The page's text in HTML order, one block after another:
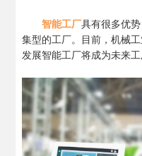
智能工厂具有很多优
集型的工厂。目前，机械
发展智能工厂将成为未来工